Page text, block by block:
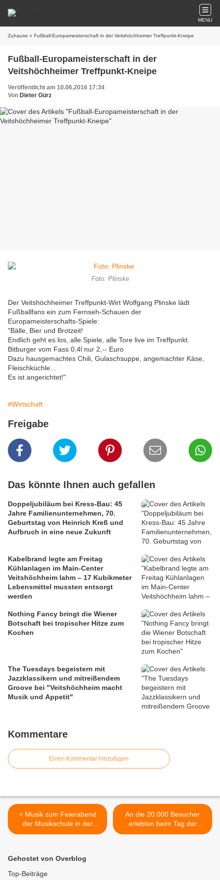
MENU
Zuhause » Fußball-Europameisterschaft in der Veitshöchheimer Treffpunkt-Kneipe
Fußball-Europameisterschaft in der
Veitshöchheimer Treffpunkt-Kneipe
Veröffentlicht am 10.06.2016 17:34
Von Dieter Gürz
Foto: Plinske
Der Veitshöchheimer Treffpunkt-Wirt Wolfgang Plinske lädt
Fußballfans ein zum Fernseh-Schauen der
Europameisterschafts-Spiele:
"Bälle, Bier und Brotzeit!
Endlich geht es los, alle Spiele, alle Tore live im Treffpunkt.
Bitburger vom Fass 0,4l nur 2,-- Euro
Dazu hausgemachtes Chili, Gulaschsuppe, angemachter Käse,
Fleischküchle...
Es ist angerichtet!"
#Wirtschaft
Freigabe
Das könnte Ihnen auch gefallen
Doppeljubiläum bei Kress-Bau: 45
Jahre Familienunternehmen, 70.
Geburtstag von Heinrich Kreß und
Aufbruch in eine neue Zukunft
Kabelbrand legte am Freitag
Kühlanlagen im Main-Center
Veitshöchheim lahm – 17 Kubikmeter
Lebensmittel mussten entsorgt
werden
Nothing Fancy bringt die Wiener
Botschaft bei tropischer Hitze zum
Kochen
The Tuesdays begeistern mit
Jazzklassikern und mitreißendem
Groove bei "Veitshöchheim macht
Musik und Appetit"
Kommentare
Einen Kommentar hinzufügen
< Musik zum Feierabend
der Musikschule in der
Veitshöchheimer Bücherei
An die 20.000 Besucher
erlebten beim Tag der
Bundeswehr hautnah
Gehostet von Overblog
Top-Beiträge